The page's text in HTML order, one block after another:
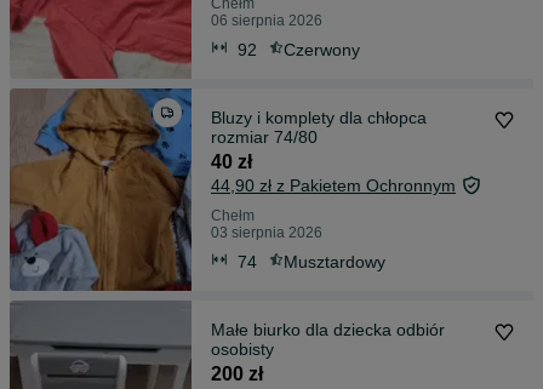
Chełm
06 sierpnia 2026
92 Czerwony
Bluzy i komplety dla chłopca
rozmiar 74/80
40 zł
44,90 zł z Pakietem Ochronnym
Chełm
03 sierpnia 2026
74 Musztardowy
Małe biurko dla dziecka odbiór
osobisty
200 zł